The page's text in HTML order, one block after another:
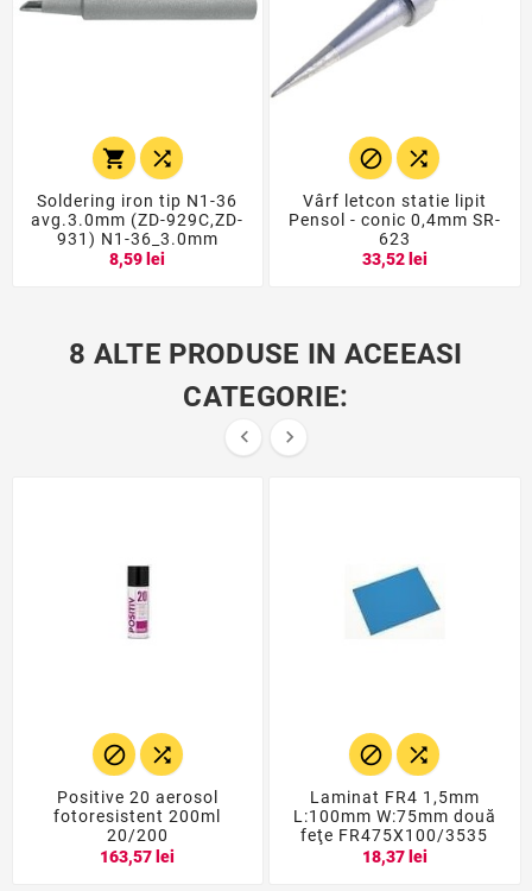
 
Soldering iron tip N1-36
avg.3.0mm (ZD-929C,ZD-
931) N1-36_3.0mm
8,59 lei
 
Vârf letcon statie lipit
Pensol - conic 0,4mm SR-
623
33,52 lei
8 ALTE PRODUSE IN ACEEASI
CATEGORIE:
 
 
Positive 20 aerosol
fotoresistent 200ml
20/200
163,57 lei
 
Laminat FR4 1,5mm
L:100mm W:75mm două
feţe FR475X100/3535
18,37 lei